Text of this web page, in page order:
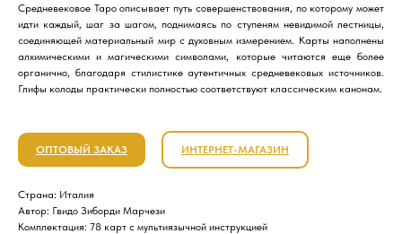
Средневековое Таро описывает путь совершенствования, по которому может
идти каждый, шаг за шагом, поднимаясь по ступеням невидимой лестницы,
соединяющей материальный мир с духовным измерением. Карты наполнены
алхимическими и магическими символами, которые читаются еще более
органично, благодаря стилистике аутентичных средневековых источников.
Глифы колоды практически полностью соответствуют классическим канонам.
ОПТОВЫЙ ЗАКАЗ ИНТЕРНЕТ-МАГАЗИН
Страна: Италия
Автор: Гвидо Зиборди Марчези
Комплектация: 78 карт с мультиязычной инструкцией